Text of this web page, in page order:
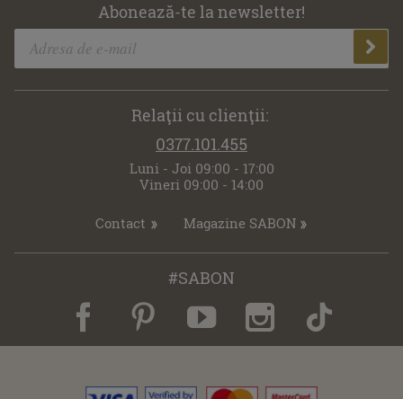
Abonează-te la newsletter!
Relaţii cu clienţii:
0377.101.455
Luni - Joi 09:00 - 17:00
Vineri 09:00 - 14:00
Contact Magazine SABON
#SABON